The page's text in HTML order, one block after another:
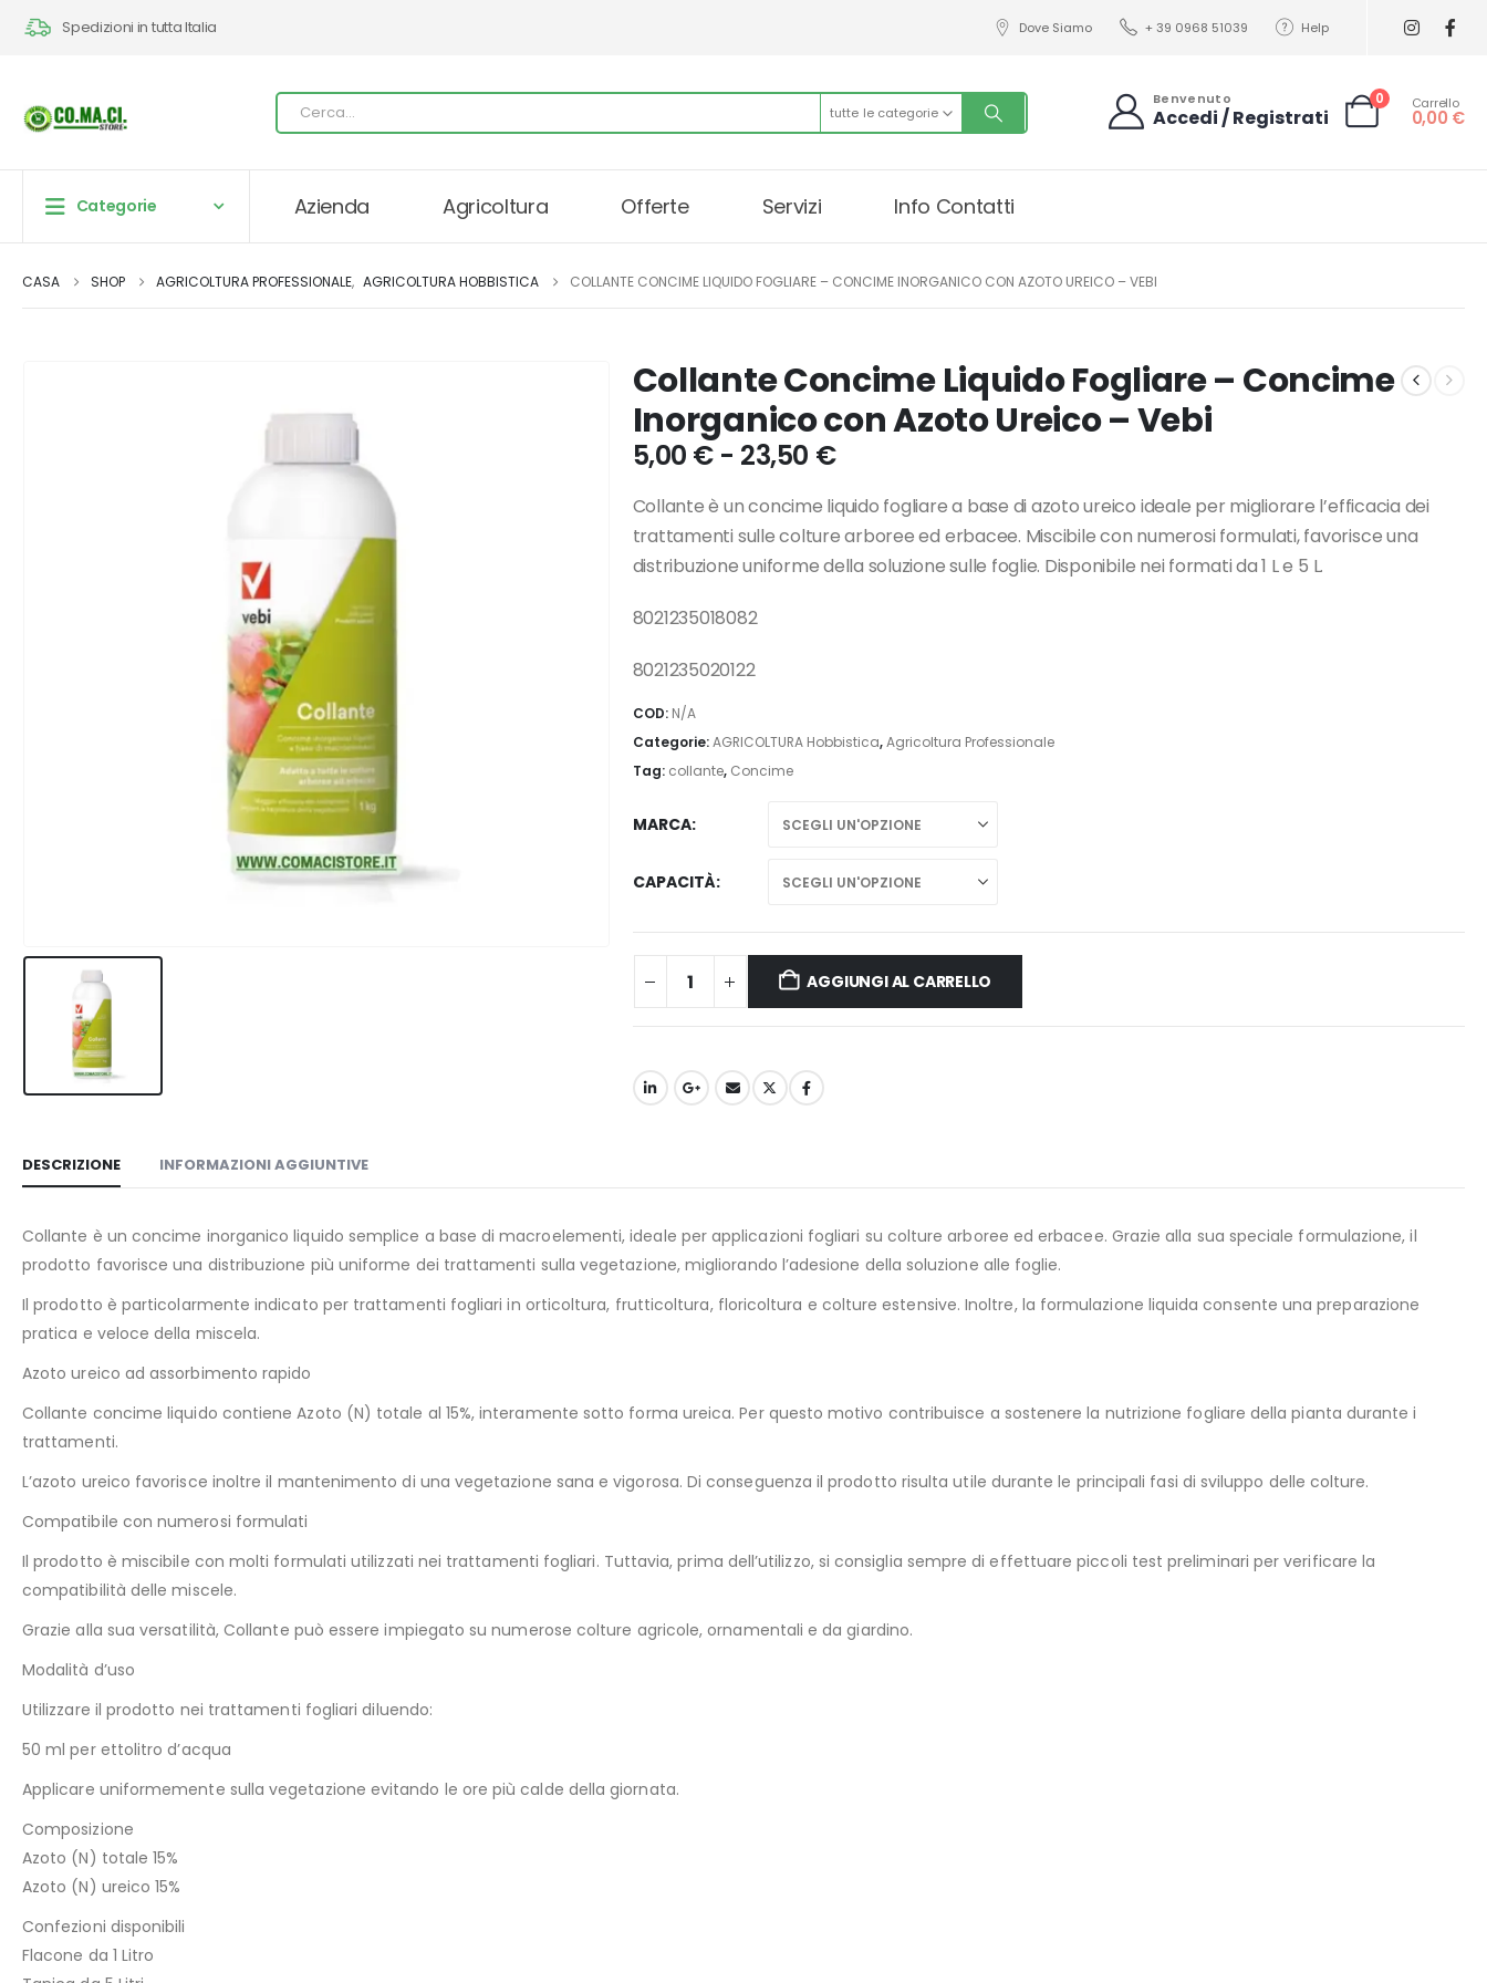
Spedizioni in tutta Italia Dove Siamo + 39 0968 51039 Help
tutte le categorie
Benvenuto
Accedi / Registrati
0 Carrello
0,00 €
Categorie Azienda Agricoltura Offerte Servizi Info Contatti
CASA SHOP AGRICOLTURA PROFESSIONALE, AGRICOLTURA HOBBISTICA COLLANTE CONCIME LIQUIDO FOGLIARE – CONCIME INORGANICO CON AZOTO UREICO – VEBI
Collante Concime Liquido Fogliare – Concime
Inorganico con Azoto Ureico – Vebi
5,00 € - 23,50 €Fascia
prezzo:
da
5,00 €
Collante è un concime liquido fogliare a base di azoto ureico ideale per migliorare l’efficacia dei
trattamenti sulle colture arboree ed erbacee. Miscibile con numerosi formulati, favorisce una
distribuzione uniforme della soluzione sulle foglie. Disponibile nei formati da 1 L e 5 L.
8021235018082
8021235020122
COD: N/A
Categorie:AGRICOLTURA Hobbistica,Agricoltura Professionale
Tag: collante, Concime
MARCA
CAPACITÀ
AGGIUNGI AL CARRELLO
DESCRIZIONE INFORMAZIONI AGGIUNTIVE
Collante è un concime inorganico liquido semplice a base di macroelementi, ideale per applicazioni fogliari su colture arboree ed erbacee. Grazie alla sua speciale formulazione, il
prodotto favorisce una distribuzione più uniforme dei trattamenti sulla vegetazione, migliorando l’adesione della soluzione alle foglie.
Il prodotto è particolarmente indicato per trattamenti fogliari in orticoltura, frutticoltura, floricoltura e colture estensive. Inoltre, la formulazione liquida consente una preparazione
pratica e veloce della miscela.
Azoto ureico ad assorbimento rapido
Collante concime liquido contiene Azoto (N) totale al 15%, interamente sotto forma ureica. Per questo motivo contribuisce a sostenere la nutrizione fogliare della pianta durante i
trattamenti.
L’azoto ureico favorisce inoltre il mantenimento di una vegetazione sana e vigorosa. Di conseguenza il prodotto risulta utile durante le principali fasi di sviluppo delle colture.
Compatibile con numerosi formulati
Il prodotto è miscibile con molti formulati utilizzati nei trattamenti fogliari. Tuttavia, prima dell’utilizzo, si consiglia sempre di effettuare piccoli test preliminari per verificare la
compatibilità delle miscele.
Grazie alla sua versatilità, Collante può essere impiegato su numerose colture agricole, ornamentali e da giardino.
Modalità d’uso
Utilizzare il prodotto nei trattamenti fogliari diluendo:
50 ml per ettolitro d’acqua
Applicare uniformemente sulla vegetazione evitando le ore più calde della giornata.
Composizione
Azoto (N) totale 15%
Azoto (N) ureico 15%
Confezioni disponibili
Flacone da 1 Litro